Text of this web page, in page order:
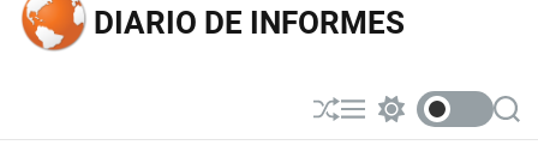
DIARIO DE INFORMES
S
h
M
e w
S
e